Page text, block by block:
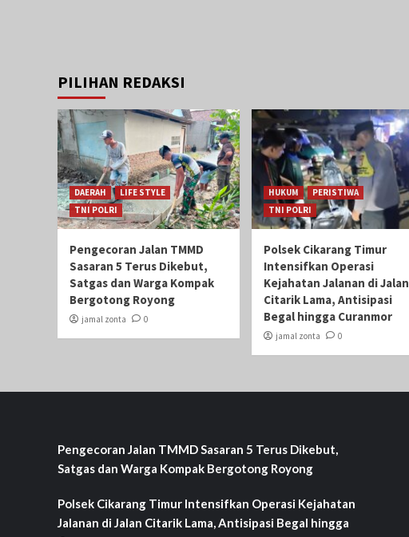
PILIHAN REDAKSI
DAERAH
LIFE STYLE
TNI POLRI
Pengecoran Jalan TMMD
Sasaran 5 Terus Dikebut,
Satgas dan Warga Kompak
Bergotong Royong
jamal zonta 0
HUKUM
PERISTIWA
TNI POLRI
Polsek Cikarang Timur
Intensifkan Operasi
Kejahatan Jalanan di Jalan
Citarik Lama, Antisipasi
Begal hingga Curanmor
jamal zonta 0
Pengecoran Jalan TMMD Sasaran 5 Terus Dikebut,
Satgas dan Warga Kompak Bergotong Royong
Polsek Cikarang Timur Intensifkan Operasi Kejahatan
Jalanan di Jalan Citarik Lama, Antisipasi Begal hingga